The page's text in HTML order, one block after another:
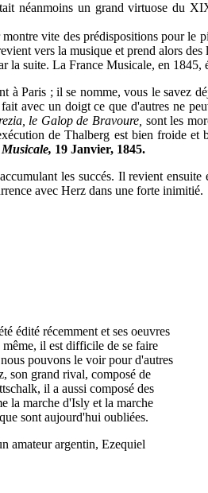
néanmoins un grand virtuose du
vite des prédispositions pour le
vers la musique et prend alors
la suite. La France Musicale, en 1845,
à Paris ; il se nomme, vous le savez
avec un doigt ce que d'autres ne
le Galop de Bravoure, sont les
de Thalberg est bien froide
19 Janvier, 1845.
les succés. Il revient
avec Herz dans une forte inimitié.
édité récemment et ses oeuvres
il est difficile de se faire
pouvons le voir pour d'autres
son grand rival, composé de
il a aussi composé des
la marche d'Isly et la marche
sont aujourd'hui oubliées.
amateur argentin, Ezequiel